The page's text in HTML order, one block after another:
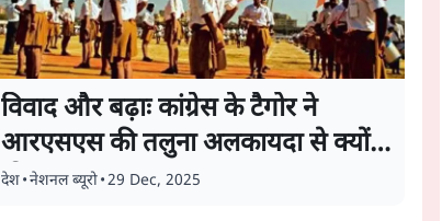
विवाद और बढ़ाः कांग्रेस के टैगोर ने
आरएसएस की तलुना अलकायदा से क्यों
की
देश•नेशनल ब्यूरो•29 Dec, 2025